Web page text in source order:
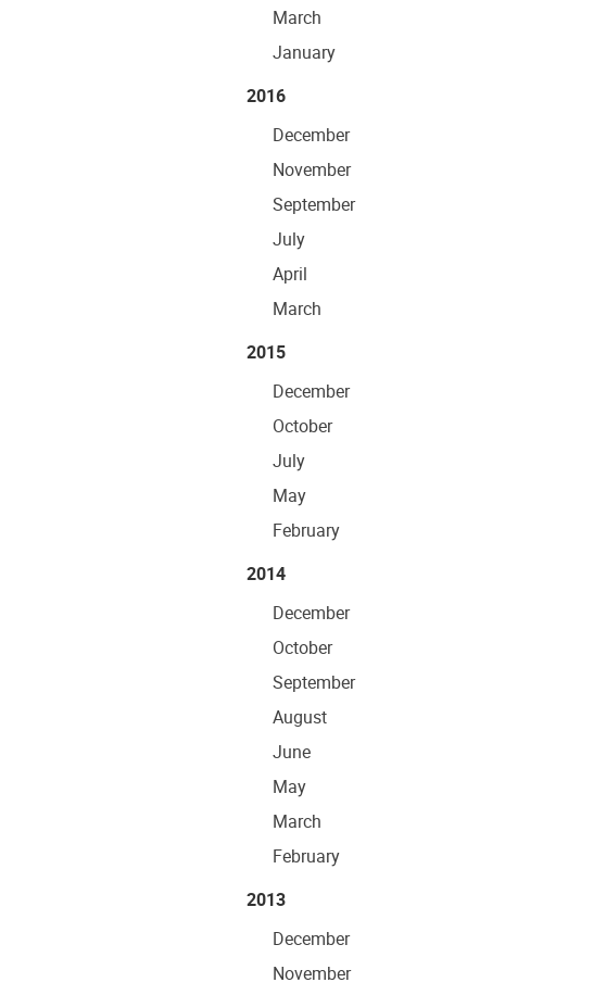
March
January
2016
December
November
September
July
April
March
2015
December
October
July
May
February
2014
December
October
September
August
June
May
March
February
2013
December
November